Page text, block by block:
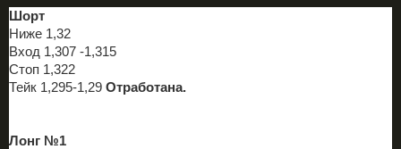
Шорт
Ниже 1,32
Вход 1,307 -1,315
Стоп 1,322
Тейк 1,295-1,29 Отработана.
Лонг №1